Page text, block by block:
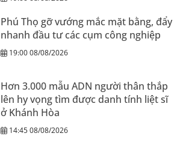
Phú Thọ gỡ vướng mắc mặt bằng, đẩy
nhanh đầu tư các cụm công nghiệp
19:00 08/08/2026
Hơn 3.000 mẫu ADN người thân thắp
lên hy vọng tìm được danh tính liệt sĩ
ở Khánh Hòa
14:45 08/08/2026